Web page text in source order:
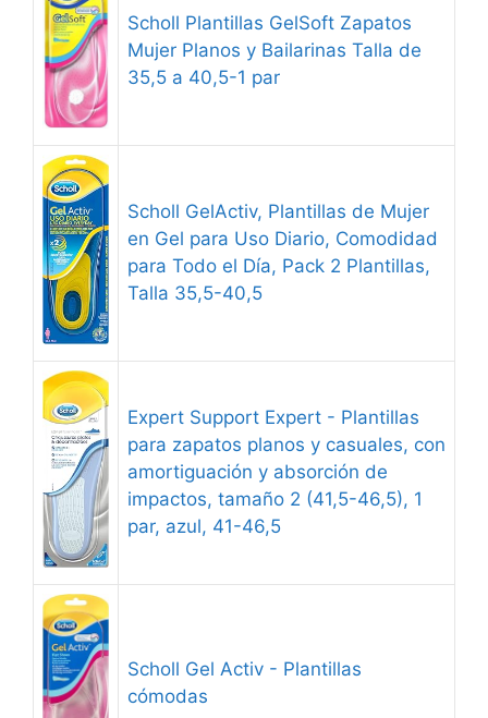
Scholl Plantillas GelSoft Zapatos
Mujer Planos y Bailarinas Talla de
35,5 a 40,5-1 par
Scholl GelActiv, Plantillas de Mujer
en Gel para Uso Diario, Comodidad
para Todo el Día, Pack 2 Plantillas,
Talla 35,5-40,5
Expert Support Expert - Plantillas
para zapatos planos y casuales, con
amortiguación y absorción de
impactos, tamaño 2 (41,5-46,5), 1
par, azul, 41-46,5
Scholl Gel Activ - Plantillas
cómodas